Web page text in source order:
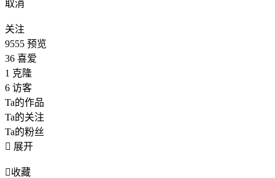
取消
关注
9555 预览
36 喜爱
1 克隆
6 访客
Ta的作品
Ta的关注
Ta的粉丝
 展开
收藏